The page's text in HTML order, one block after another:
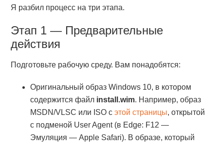
Я разбил процесс на три этапа.
Этап 1 — Предварительные
действия
Подготовьте рабочую среду. Вам понадобятся:
Оригинальный образ Windows 10, в котором
содержится файл install.wim. Например, образ
MSDN/VLSC или ISO сэтой страницы, открытой
с подменой User Agent (в Edge: F12 —
Эмуляция — Apple Safari). В образе, который